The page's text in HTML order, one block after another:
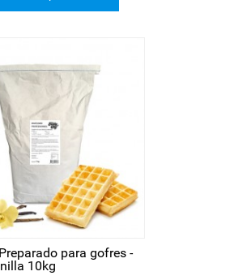
para gofres -
10kg